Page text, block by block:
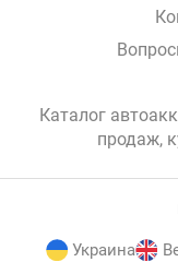
Каталог
продаж,
Украина